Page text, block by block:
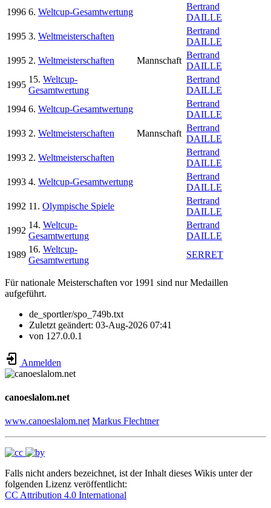
1996 6. Weltcup-Gesamtwertung
Bertrand
DAILLE
1995 3. Weltmeisterschaften
Bertrand
DAILLE
1995 2. Weltmeisterschaften Mannschaft
Bertrand
DAILLE
1995
15. Weltcup-
Gesamtwertung
Bertrand
DAILLE
1994 6. Weltcup-Gesamtwertung
Bertrand
DAILLE
1993 2. Weltmeisterschaften Mannschaft
Bertrand
DAILLE
1993 2. Weltmeisterschaften
Bertrand
DAILLE
1993 4. Weltcup-Gesamtwertung
Bertrand
DAILLE
1992 11. Olympische Spiele
Bertrand
DAILLE
1992
14. Weltcup-
Gesamtwertung
Bertrand
DAILLE
1989
16. Weltcup-
Gesamtwertung
SERRET
Für nationale Meisterschaften vor 1991 sind nur Medaillen
aufgeführt.
de_sportler/spo_749b.txt
Zuletzt geändert: 03-Aug-2026 07:41
von 127.0.0.1
Anmelden
canoeslalom.net
www.canoeslalom.net Markus Flechtner
Falls nicht anders bezeichnet, ist der Inhalt dieses Wikis unter der
folgenden Lizenz veröffentlicht:
CC Attribution 4.0 International